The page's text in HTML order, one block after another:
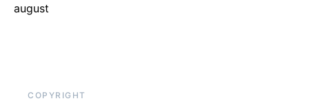
august
COPYRIGHT